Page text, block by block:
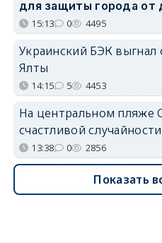
для защиты города от
15:13 0 4495
Украинский БЭК
Ялты
14:15 5 4453
На центральном пляже
счастливой
13:38 0 2856
Показать